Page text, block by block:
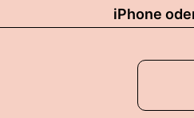
iPhone